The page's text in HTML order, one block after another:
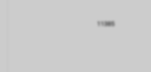
11385